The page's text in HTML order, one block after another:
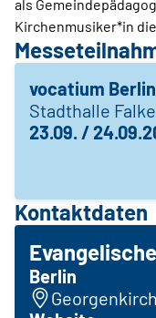
als
Kirchenmusiker*in
vocatium
Stadthalle
23.09. /
Kontaktdaten
Berlin